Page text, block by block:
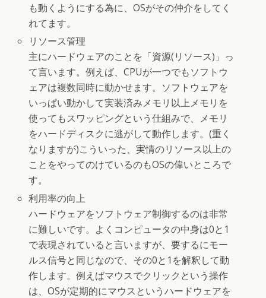
も動くようにする為に、OSがその仲介をしてく
れてます。
リソース管理
主にハードウェアのことを「資源(リソース)」っ
て言います。例えば、CPUが一つでもソフトウ
ェアは複数同時に動かせます。ソフトウェアを
いっぱい動かして実装済みメモリ以上メモリを
使ってもスワッピングという仕組みで、メモリ
をハードディスクに逃がして動作します。(重く
なりますが)こういった、実情のリソース以上の
ことをやってのけているのもOSの偉いところで
す。
利用率の向上
ハードウェアをソフトウェア制御するのは非常
に難しいです。よくコンピュータの中身は0と1
で表現されていると言いますが、要するにモー
ルス信号と同じなので、その0と1を解釈して動
作します。例えばマウスでクリックという操作
は、OSが定期的にマウスというハードウェアを